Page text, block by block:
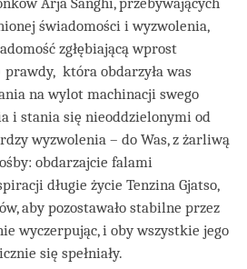
świadomości i wyzwolenia,
zgłębiającą wprost
prawdy, która obdarzyła was
na wylot machinacji swego
i stania się nieoddzielonymi od
wyzwolenia – do Was, z żarliwą
obdarzajcie falami
długie życie Tenzina Gjatso,
aby pozostawało stabilne przez
wyczerpując, i oby wszystkie jego
się spełniały.